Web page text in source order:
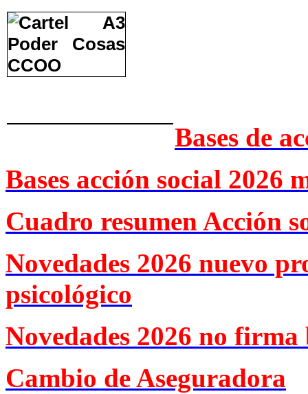
Bases de
Bases acción social 2026
Cuadro resumen Acción
Novedades 2026 nuevo
psicológico
Novedades 2026 no firma
Cambio de Aseguradora